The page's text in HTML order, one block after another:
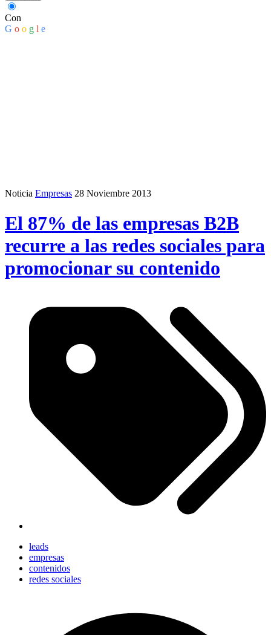
Con
G o o g l e
Noticia Empresas 28 Noviembre 2013
El 87% de las empresas B2B
recurre a las redes sociales para
promocionar su contenido
leads
empresas
contenidos
redes sociales